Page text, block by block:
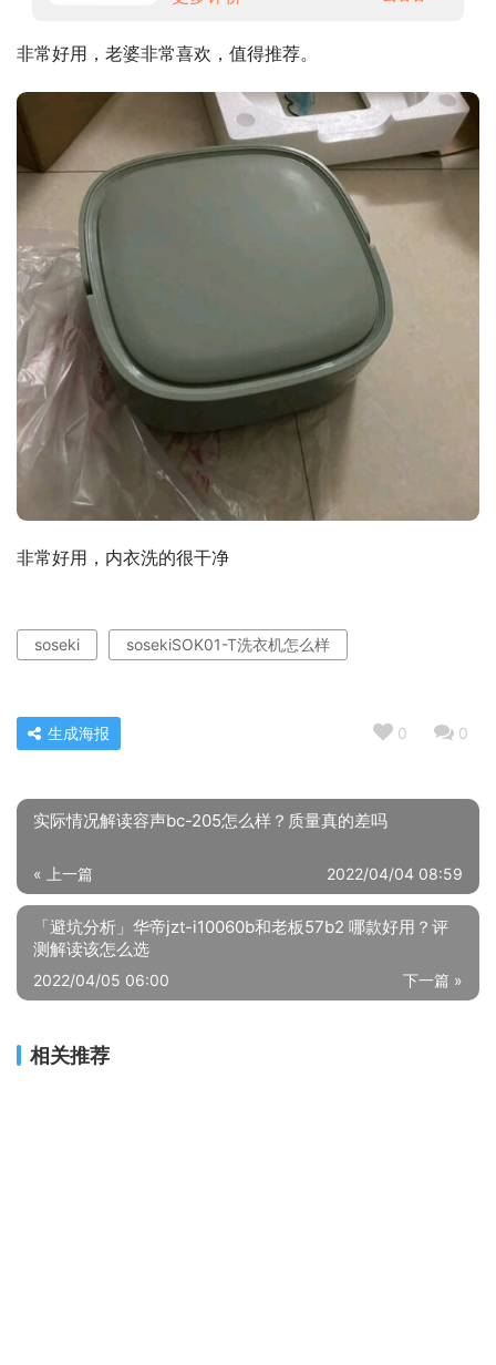
非常好用，老婆非常喜欢，值得推荐。
非常好用，内衣洗的很干净
soseki sosekiSOK01-T洗衣机怎么样
0 0
生成海报
实际情况解读容声bc-205怎么样？质量真的差吗
« 上一篇 2022/04/04 08:59
「避坑分析」华帝jzt-i10060b和老板57b2 哪款好用？评
测解读该怎么选
下一篇 »
2022/04/05 06:00
相关推荐